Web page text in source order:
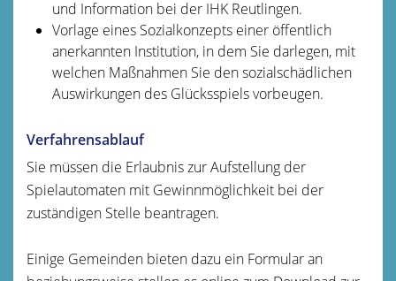
und Information bei der IHK Reutlingen.
Vorlage eines Sozialkonzepts einer öffentlich
anerkannten Institution, in dem Sie darlegen, mit
welchen Maßnahmen Sie den sozialschädlichen
Auswirkungen des Glücksspiels vorbeugen.
Verfahrensablauf
Sie müssen die Erlaubnis zur Aufstellung der
Spielautomaten mit Gewinnmöglichkeit bei der
zuständigen Stelle beantragen.
Einige Gemeinden bieten dazu ein Formular an